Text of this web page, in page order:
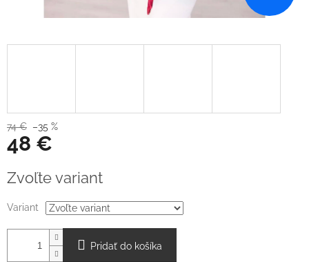
74 € –35 %
48 €
cena:
Zvoľte variant
Variant
Pridať do košíka